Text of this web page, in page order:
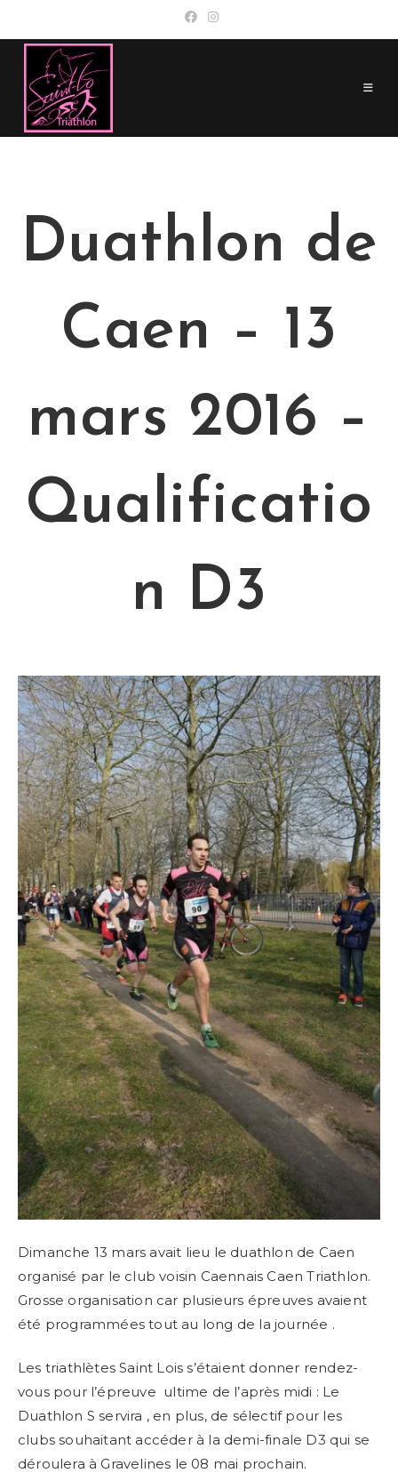
content
Duathlon de
Caen – 13
mars 2016 –
Qualificatio
n D3
Dimanche 13 mars avait lieu le duathlon de Caen
organisé par le club voisin Caennais Caen Triathlon.
Grosse organisation car plusieurs épreuves avaient
été programmées tout au long de la journée .
Les triathlètes Saint Lois s’étaient donner rendez-
vous pour l’épreuve ultime de l’après midi : Le
Duathlon S servira , en plus, de sélectif pour les
clubs souhaitant accéder à la demi-finale D3 qui se
déroulera à Gravelines le 08 mai prochain.